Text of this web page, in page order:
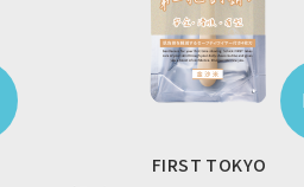
FIRST TOKYO